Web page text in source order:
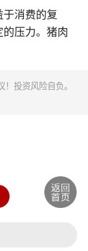
消费的复
压力。猪肉
投资风险自负。